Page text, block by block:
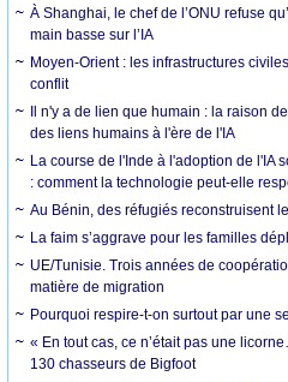
À Shanghai, le chef de l’ONU refuse
main basse sur l’IA
Moyen-Orient : les infrastructures
conflit
Il n'y a de lien que humain : la raison
des liens humains à l'ère de l'IA
La course de l'Inde à l'adoption de l'IA
: comment la technologie peut-elle
Au Bénin, des réfugiés reconstruisent
La faim s’aggrave pour les familles
UE/Tunisie. Trois années de
matière de migration
Pourquoi respire-t-on surtout par une
« En tout cas, ce n’était pas une
130 chasseurs de Bigfoot